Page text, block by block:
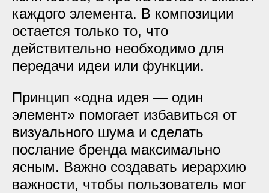
каждого элемента. В композиции
остается только то, что
действительно необходимо для
передачи идеи или функции.
Принцип «одна идея — один
элемент» помогает избавиться от
визуального шума и сделать
послание бренда максимально
ясным. Важно создавать иерархию
важности, чтобы пользователь мог